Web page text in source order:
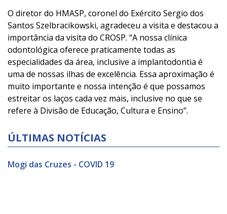
O diretor do HMASP, coronel do Exército Sergio dos
Santos Szelbracikowski, agradeceu a visita e destacou a
importância da visita do CROSP. “A nossa clínica
odontológica oferece praticamente todas as
especialidades da área, inclusive a implantodontia é
uma de nossas ilhas de excelência. Essa aproximação é
muito importante e nossa intenção é que possamos
estreitar os laços cada vez mais, inclusive no que se
refere à Divisão de Educação, Cultura e Ensino”.
ÚLTIMAS NOTÍCIAS
Mogi das Cruzes - COVID 19